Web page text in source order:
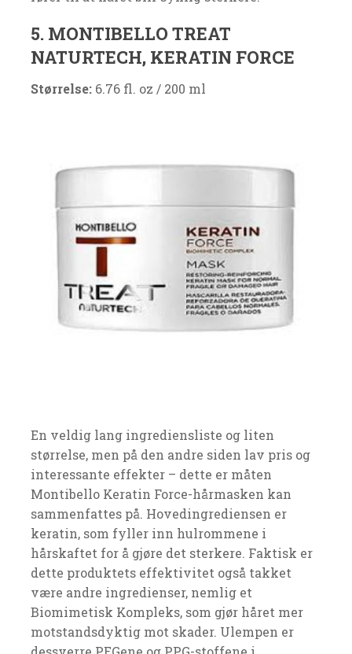
5. MONTIBELLO TREAT
NATURTECH, KERATIN FORCE
Størrelse:6.76 fl. oz / 200 ml
En veldig lang ingrediensliste og liten
størrelse, men på den andre siden lav pris og
interessante effekter – dette er måten
Montibello Keratin Force-hårmasken kan
sammenfattes på. Hovedingrediensen er
keratin, som fyller inn hulrommene i
hårskaftet for å gjøre det sterkere. Faktisk er
dette produktets effektivitet også takket
være andre ingredienser, nemlig et
Biomimetisk Kompleks, som gjør håret mer
motstandsdyktig mot skader. Ulempen er